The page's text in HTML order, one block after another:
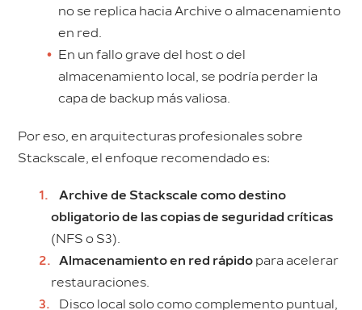
no se replica hacia Archive o almacenamiento
en red.
En un fallo grave del host o del
almacenamiento local, se podría perder la
capa de backup más valiosa.
Por eso, en arquitecturas profesionales sobre
Stackscale, el enfoque recomendado es:
Archive de Stackscale como destino
obligatorio de las copias de seguridad críticas
(NFS o S3).
Almacenamiento en red rápido para acelerar
restauraciones.
Disco local solo como complemento puntual,